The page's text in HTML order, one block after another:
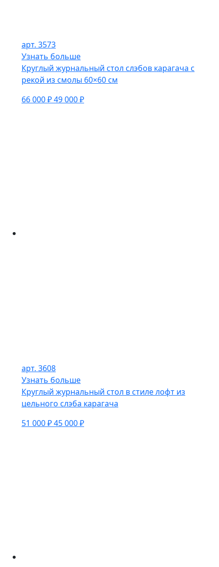
арт. 3573
Узнать больше
Круглый журнальный стол слэбов карагача с
рекой из смолы 60×60 см
66 000 ₽49 000 ₽
арт. 3608
Узнать больше
Круглый журнальный стол в стиле лофт из
цельного слэба карагача
51 000 ₽45 000 ₽